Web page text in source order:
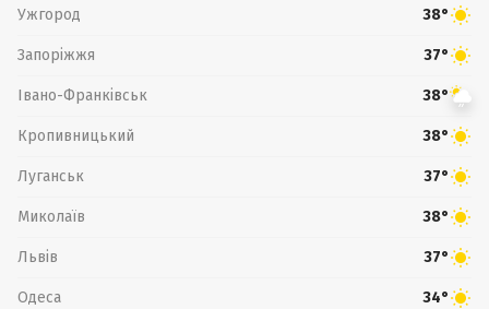
Ужгород 38°
Запоріжжя 37°
Івано-Франківськ 38°
Кропивницький 38°
Луганськ 37°
Миколаїв 38°
Львів 37°
Одеса 34°